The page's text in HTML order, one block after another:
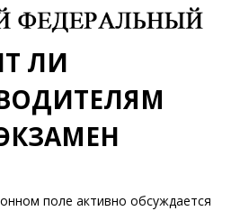
ЛИ
поле активно обсуждается